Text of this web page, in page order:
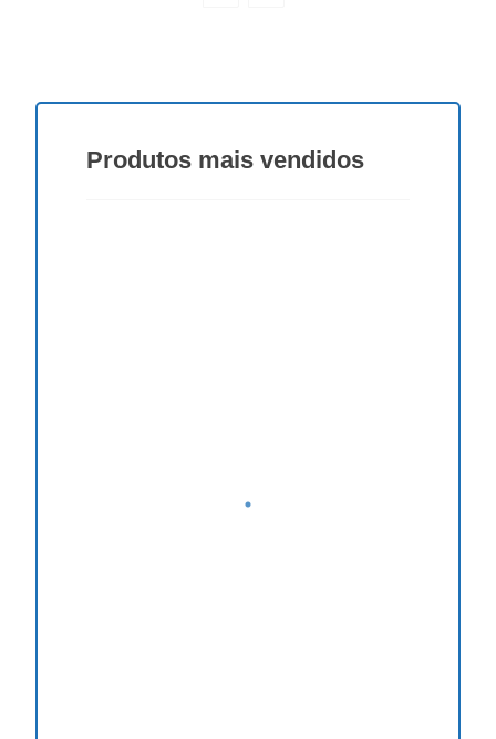
Produtos mais vendidos